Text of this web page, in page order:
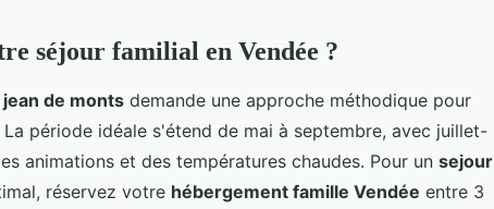
séjour familial en Vendée ?
de monts demande une approche méthodique pour
période idéale s'étend de mai à septembre, avec juillet-
animations et des températures chaudes. Pour un sejour
réservez votre hébergement famille Vendée entre 3